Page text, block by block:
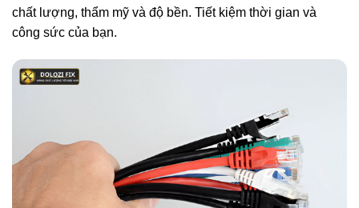
chất lượng, thẩm mỹ và độ bền. Tiết kiệm thời gian và
công sức của bạn.